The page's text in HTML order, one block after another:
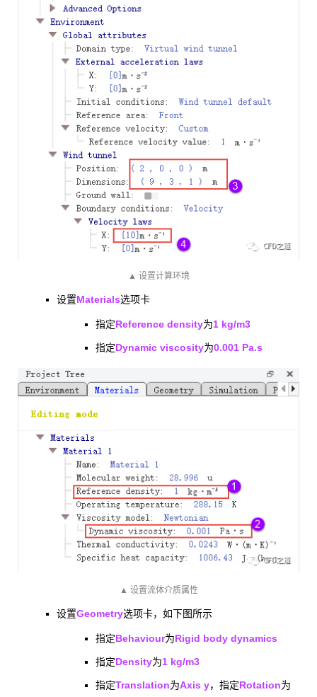
▲ 设置计算环境
设置Materials选项卡
指定Reference density为1 kg/m3
指定Dynamic viscosity为0.001 Pa.s
▲ 设置流体介质属性
设置Geometry选项卡，如下图所示
指定Behaviour为Rigid body dynamics
指定Density为1 kg/m3
指定Translation为Axis y，指定Rotation为